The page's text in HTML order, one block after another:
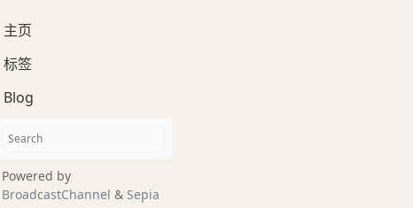
主页
标签
Blog
Powered by
BroadcastChannel & Sepia